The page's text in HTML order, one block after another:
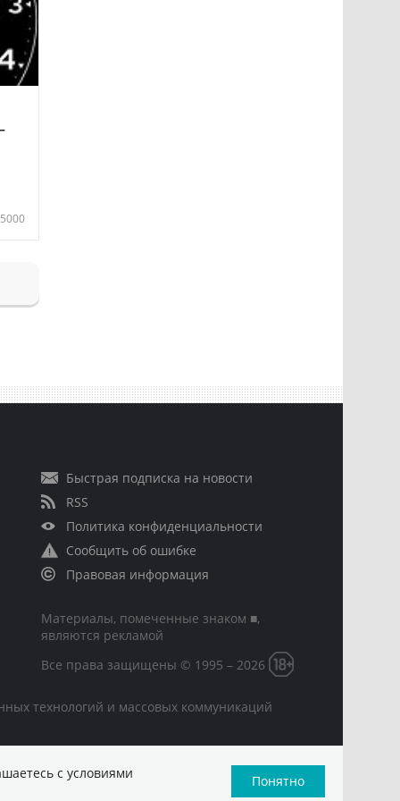
5000
Быстрая подписка на новости
RSS
Политика конфиденциальности
Сообщить об ошибке
Правовая информация
Материалы, помеченные знаком ■,
являются рекламой
Все права защищены © 1995 – 2026
технологий и массовых коммуникаций
с условиями Понятно